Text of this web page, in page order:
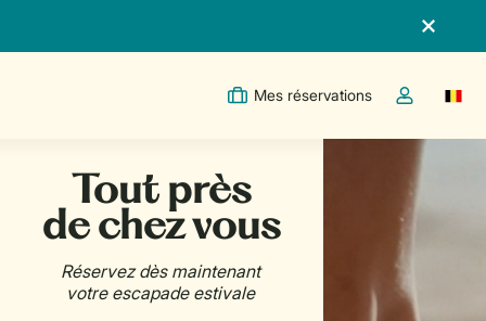
Mes réservations
Toggle the